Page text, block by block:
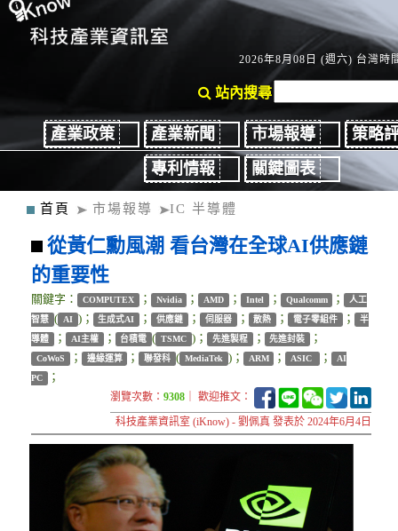
2026年8月08日 (週六) 台灣時
站內搜尋
產業政策 產業新聞 市場報導
策略
專利情報
關鍵圖表
首頁 市場報導 IC 半導體
從黃仁勳風潮 看台灣在全球AI供應鏈
的重要性
關鍵字： COMPUTEX ； Nvidia ； AMD ； Intel ； Qualcomm ； 人工
智慧 ( AI )； 生成式AI ； 供應鏈 ； 伺服器 ； 散熱 ； 電子零組件 ；
半
導體 ； AI主權 ； 台積電 ( TSMC )； 先進製程 ； 先進封裝 ；
CoWoS ； 邊緣運算 ； 聯發科 ( MediaTek )； ARM ； ASIC ；
AI
PC ；
瀏覽次數：9308 ｜ 歡迎推文：
科技產業資訊室 (iKnow) - 劉佩真 發表於 2024年6月4日